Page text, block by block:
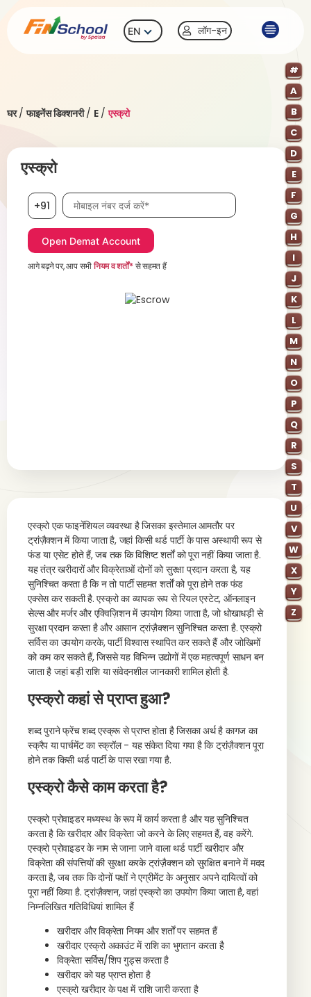
EN लॉग-इन
घर/फाइनेंस डिक्शनरी/ E/एस्क्रो
#
A
B
C
D
E
F
G
H
I
J
K
L
M
N
O
P
Q
R
S
T
U
V
W
X
Y
Z
एस्क्रो
+91 मोबाइल नंबर आवश्यक है
आगे बढ़ने पर, आप सभीनियम व शर्तों*से सहमत हैं
एस्क्रो एक फाइनेंशियल व्यवस्था है जिसका इस्तेमाल आमतौर पर
ट्रांज़ैक्शन में किया जाता है, जहां किसी थर्ड पार्टी के पास अस्थायी रूप से
फंड या एसेट होते हैं, जब तक कि विशिष्ट शर्तों को पूरा नहीं किया जाता है.
यह तंत्र खरीदारों और विक्रेताओं दोनों को सुरक्षा प्रदान करता है, यह
सुनिश्चित करता है कि न तो पार्टी सहमत शर्तों को पूरा होने तक फंड
एक्सेस कर सकती है. एस्क्रो का व्यापक रूप से रियल एस्टेट, ऑनलाइन
सेल्स और मर्जर और एक्विज़िशन में उपयोग किया जाता है, जो धोखाधड़ी से
सुरक्षा प्रदान करता है और आसान ट्रांज़ैक्शन सुनिश्चित करता है. एस्क्रो
सर्विस का उपयोग करके, पार्टी विश्वास स्थापित कर सकते हैं और जोखिमों
को कम कर सकते हैं, जिससे यह विभिन्न उद्योगों में एक महत्वपूर्ण साधन बन
जाता है जहां बड़ी राशि या संवेदनशील जानकारी शामिल होती है.
एस्क्रो कहां से प्राप्त हुआ?
शब्द पुराने फ्रेंच शब्द एस्क्रू से प्राप्त होता है जिसका अर्थ है कागज का
स्क्रैप या पार्चमेंट का स्क्रॉल - यह संकेत दिया गया है कि ट्रांज़ैक्शन पूरा
होने तक किसी थर्ड पार्टी के पास रखा गया है.
एस्क्रो कैसे काम करता है?
एस्क्रो प्रोवाइडर मध्यस्थ के रूप में कार्य करता है और यह सुनिश्चित
करता है कि खरीदार और विक्रेता जो करने के लिए सहमत हैं, वह करेंगे.
एस्क्रो प्रोवाइडर के नाम से जाना जाने वाला थर्ड पार्टी खरीदार और
विक्रेता की संपत्तियों की सुरक्षा करके ट्रांज़ैक्शन को सुरक्षित बनाने में मदद
करता है, जब तक कि दोनों पक्षों ने एग्रीमेंट के अनुसार अपने दायित्वों को
पूरा नहीं किया है. ट्रांज़ैक्शन, जहां एस्क्रो का उपयोग किया जाता है, वहां
निम्नलिखित गतिविधियां शामिल हैं
खरीदार और विक्रेता नियम और शर्तों पर सहमत हैं
खरीदार एस्क्रो अकाउंट में राशि का भुगतान करता है
विक्रेता सर्विस/शिप गुड्स करता है
खरीदार को यह प्राप्त होता है
एस्क्रो खरीदार के पक्ष में राशि जारी करता है